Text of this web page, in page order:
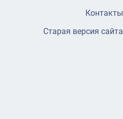
Контакты
Старая версия сайта